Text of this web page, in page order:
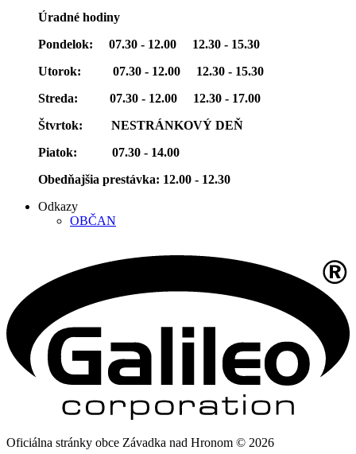
Úradné hodiny
Pondelok: 07.30 - 12.00 12.30 - 15.30
Utorok: 07.30 - 12.00 12.30 - 15.30
Streda: 07.30 - 12.00 12.30 - 17.00
Štvrtok: NESTRÁNKOVÝ DEŇ
Piatok: 07.30 - 14.00
Obedňajšia prestávka: 12.00 - 12.30
Odkazy
OBČAN
Oficiálna stránky obce Závadka nad Hronom © 2026